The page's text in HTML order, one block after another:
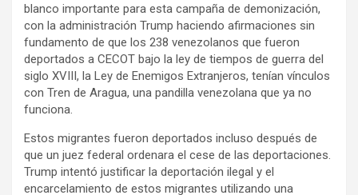
blanco importante para esta campaña de demonización,
con la administración Trump haciendo afirmaciones sin
fundamento de que los 238 venezolanos que fueron
deportados a CECOT bajo la ley de tiempos de guerra del
siglo XVIII, la Ley de Enemigos Extranjeros, tenían vínculos
con Tren de Aragua, una pandilla venezolana que ya no
funciona.
Estos migrantes fueron deportados incluso después de
que un juez federal ordenara el cese de las deportaciones.
Trump intentó justificar la deportación ilegal y el
encarcelamiento de estos migrantes utilizando una